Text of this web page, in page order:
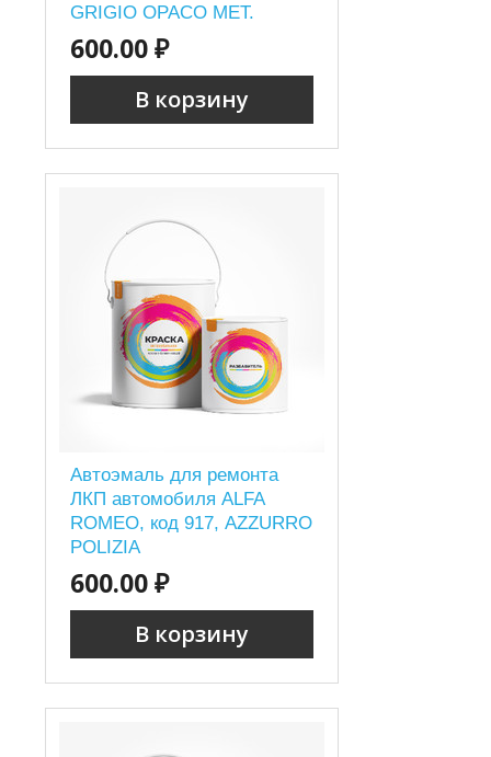
GRIGIO OPACO MET.
(BUMPER)
600.00 ₽
В корзину
Автоэмаль для ремонта
ЛКП автомобиля ALFA
ROMEO, код 917, AZZURRO
POLIZIA
600.00 ₽
В корзину